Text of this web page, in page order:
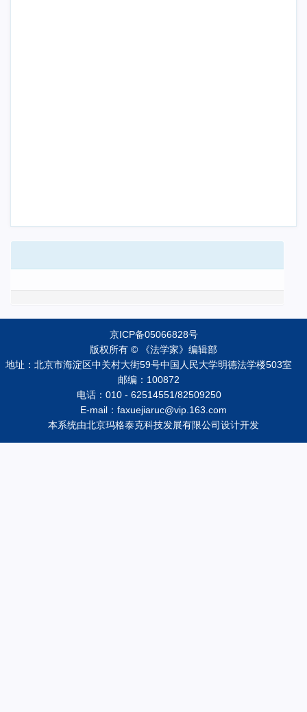
京ICP备05066828号
版权所有 © 《法学家》编辑部
地址：北京市海淀区中关村大街59号中国人民大学明德法学楼503室
邮编：100872
电话：010 - 62514551/82509250
E-mail：faxuejiaruc@vip.163.com
本系统由北京玛格泰克科技发展有限公司设计开发